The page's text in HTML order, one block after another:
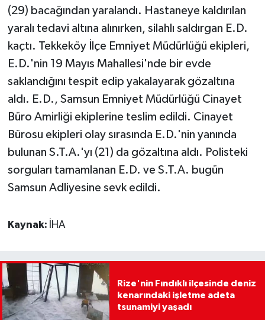
(29) bacağından yaralandı. Hastaneye kaldırılan
yaralı tedavi altına alınırken, silahlı saldırgan E.D.
kaçtı. Tekkeköy İlçe Emniyet Müdürlüğü ekipleri,
E.D.'nin 19 Mayıs Mahallesi'nde bir evde
saklandığını tespit edip yakalayarak gözaltına
aldı. E.D., Samsun Emniyet Müdürlüğü Cinayet
Büro Amirliği ekiplerine teslim edildi. Cinayet
Bürosu ekipleri olay sırasında E.D.'nin yanında
bulunan S.T.A.'yı (21) da gözaltına aldı. Polisteki
sorguları tamamlanan E.D. ve S.T.A. bugün
Samsun Adliyesine sevk edildi.
Kaynak: İHA
Rize'nin Fındıklı ilçesinde deniz
kenarındaki işletme adeta
tsunamiyi yaşadı